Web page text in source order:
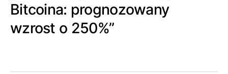
Bitcoina: prognozowany
wzrost o 250%”